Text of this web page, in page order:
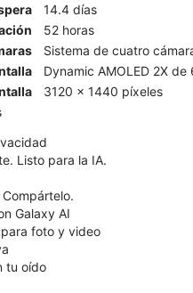
14.4 días
52 horas
Sistema de cuatro
Dynamic AMOLED 2X
3120 x 1440 píxeles
Listo para la IA.
Galaxy AI
foto y video
tu oído